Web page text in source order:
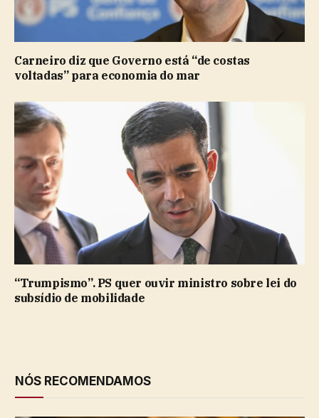
Carneiro diz que Governo está “de costas
voltadas” para economia do mar
“Trumpismo”. PS quer ouvir ministro sobre lei do
subsídio de mobilidade
NÓS RECOMENDAMOS